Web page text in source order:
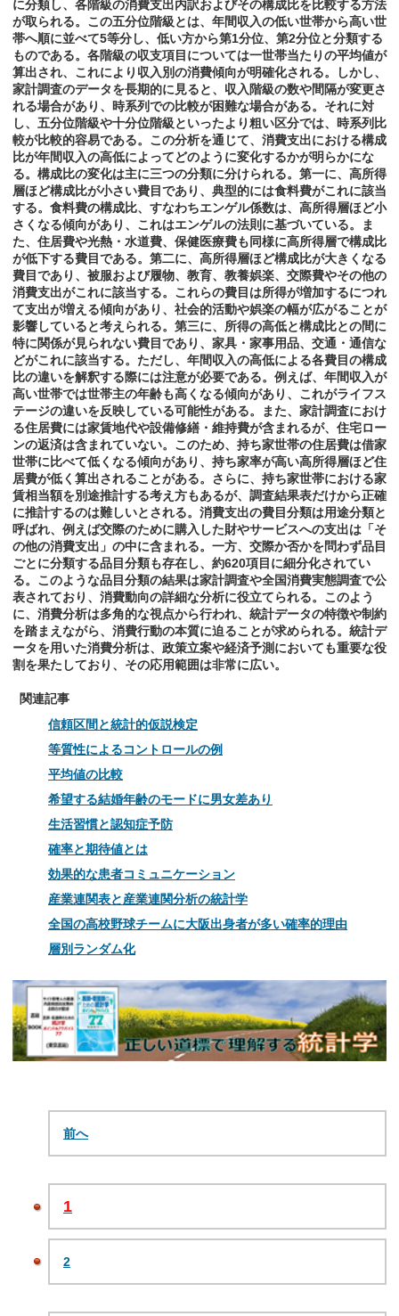
に分類し、各階級の消費支出内訳およびその構成比を比較する方法
が取られる。この五分位階級とは、年間収入の低い世帯から高い世
帯へ順に並べて5等分し、低い方から第1分位、第2分位と分類する
ものである。各階級の収支項目については一世帯当たりの平均値が
算出され、これにより収入別の消費傾向が明確化される。しかし、
家計調査のデータを長期的に見ると、収入階級の数や間隔が変更さ
れる場合があり、時系列での比較が困難な場合がある。それに対
し、五分位階級や十分位階級といったより粗い区分では、時系列比
較が比較的容易である。この分析を通じて、消費支出における構成
比が年間収入の高低によってどのように変化するかが明らかにな
る。構成比の変化は主に三つの分類に分けられる。第一に、高所得
層ほど構成比が小さい費目であり、典型的には食料費がこれに該当
する。食料費の構成比、すなわちエンゲル係数は、高所得層ほど小
さくなる傾向があり、これはエンゲルの法則に基づいている。ま
た、住居費や光熱・水道費、保健医療費も同様に高所得層で構成比
が低下する費目である。第二に、高所得層ほど構成比が大きくなる
費目であり、被服および履物、教育、教養娯楽、交際費やその他の
消費支出がこれに該当する。これらの費目は所得が増加するにつれ
て支出が増える傾向があり、社会的活動や娯楽の幅が広がることが
影響していると考えられる。第三に、所得の高低と構成比との間に
特に関係が見られない費目であり、家具・家事用品、交通・通信な
どがこれに該当する。ただし、年間収入の高低による各費目の構成
比の違いを解釈する際には注意が必要である。例えば、年間収入が
高い世帯では世帯主の年齢も高くなる傾向があり、これがライフス
テージの違いを反映している可能性がある。また、家計調査におけ
る住居費には家賃地代や設備修繕・維持費が含まれるが、住宅ロー
ンの返済は含まれていない。このため、持ち家世帯の住居費は借家
世帯に比べて低くなる傾向があり、持ち家率が高い高所得層ほど住
居費が低く算出されることがある。さらに、持ち家世帯における家
賃相当額を別途推計する考え方もあるが、調査結果表だけから正確
に推計するのは難しいとされる。消費支出の費目分類は用途分類と
呼ばれ、例えば交際のために購入した財やサービスへの支出は「そ
の他の消費支出」の中に含まれる。一方、交際か否かを問わず品目
ごとに分類する品目分類も存在し、約620項目に細分化されてい
る。このような品目分類の結果は家計調査や全国消費実態調査で公
表されており、消費動向の詳細な分析に役立てられる。このよう
に、消費分析は多角的な視点から行われ、統計データの特徴や制約
を踏まえながら、消費行動の本質に迫ることが求められる。統計デ
ータを用いた消費分析は、政策立案や経済予測においても重要な役
割を果たしており、その応用範囲は非常に広い。
関連記事
信頼区間と統計的仮説検定
等質性によるコントロールの例
平均値の比較
希望する結婚年齢のモードに男女差あり
生活習慣と認知症予防
確率と期待値とは
効果的な患者コミュニケーション
産業連関表と産業連関分析の統計学
全国の高校野球チームに大阪出身者が多い確率的理由
層別ランダム化
前へ
1
2